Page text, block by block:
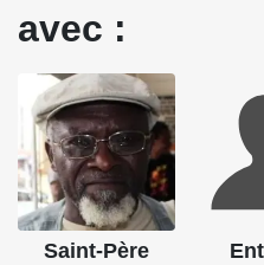
avec :
Saint-Père